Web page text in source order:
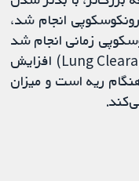
انجام شد،
زمانی انجام شد
که شاخص پاک‌سازی ریه (Lung Clearance Index) افزایش
ریه است و میزان